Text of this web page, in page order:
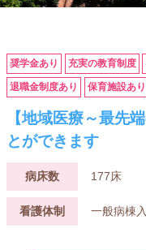
奨学金あり 充実の教育制度
退職金制度あり 保育施設あり
【地域医療～最先
とができます
病床数 177床
看護体制 一般病棟